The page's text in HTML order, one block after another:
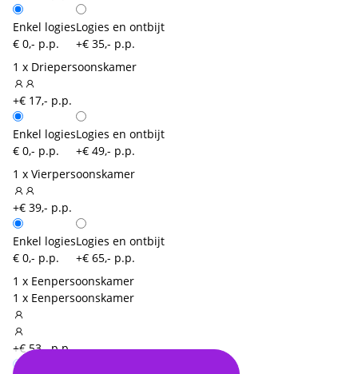
Enkel logies
€ 0,- p.p.
Logies en ontbijt
+€ 35,- p.p.
1 x Driepersoonskamer
+€ 17,- p.p.
Enkel logies
€ 0,- p.p.
Logies en ontbijt
+€ 49,- p.p.
1 x Vierpersoonskamer
+€ 39,- p.p.
Enkel logies
€ 0,- p.p.
Logies en ontbijt
+€ 65,- p.p.
1 x Eenpersoonskamer
1 x Eenpersoonskamer
+€ 53,- p.p.